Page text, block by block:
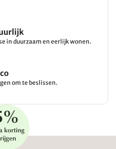
in duurzaam en eerlijk wonen.
om te beslissen.